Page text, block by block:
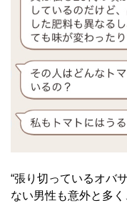
“張り切っているオバ
ない男性も意外と多